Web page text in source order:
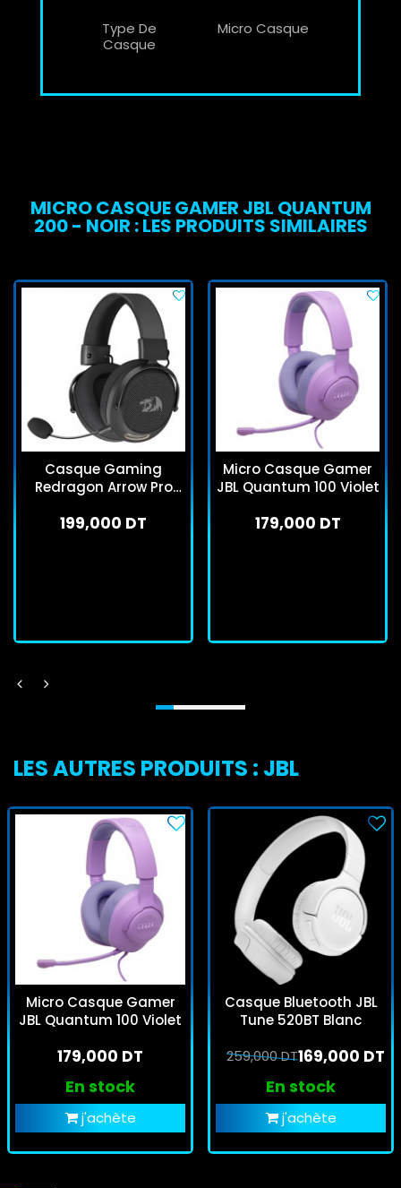
Type De
Casque
Micro Casque
MICRO CASQUE GAMER JBL QUANTUM
200 - NOIR : LES PRODUITS SIMILAIRES
Casque Gaming
Redragon Arrow Pro
199,000 DT
Micro Casque Gamer
JBL Quantum 100 Violet
179,000 DT
LES AUTRES PRODUITS : JBL
Micro Casque Gamer
JBL Quantum 100 Violet
179,000 DT
En stock
j'achète
Casque Bluetooth JBL
Tune 520BT Blanc
169,000 DT
259,000 DT
En stock
j'achète